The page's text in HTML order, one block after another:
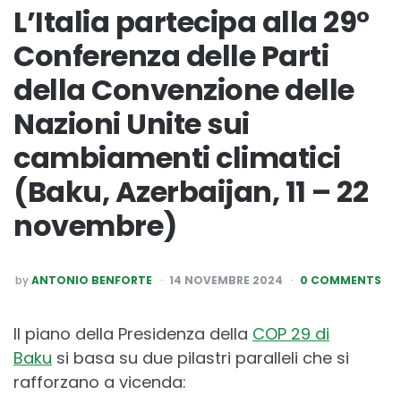
L’Italia partecipa alla 29°
Conferenza delle Parti
della Convenzione delle
Nazioni Unite sui
cambiamenti climatici
(Baku, Azerbaijan, 11 – 22
novembre)
POSTED
BY
byANTONIO BENFORTE 14 NOVEMBRE 2024 0 COMMENTS
Il piano della Presidenza della COP 29 di
Baku si basa su due pilastri paralleli che si
rafforzano a vicenda: